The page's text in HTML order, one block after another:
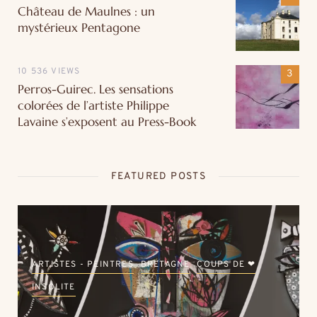
Château de Maulnes : un
mystérieux Pentagone
10 536 VIEWS
Perros-Guirec. Les sensations
colorées de l’artiste Philippe
Lavaine s’exposent au Press-Book
FEATURED POSTS
ARTISTES - PEINTRES BRETAGNE
COUPS DE ❤
INSOLITE